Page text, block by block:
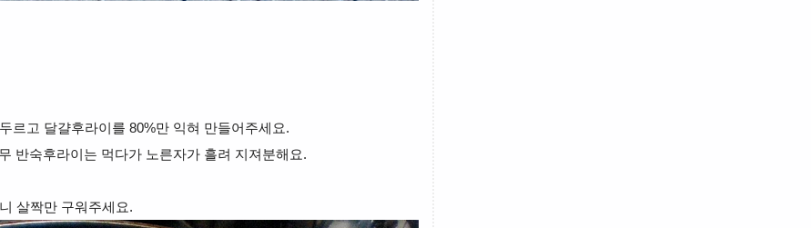
르고 달걀후라이를 80%만 익혀 만들어주세요.
반숙후라이는 먹다가 노른자가 흘려 지져분해요.
살짝만 구워주세요.